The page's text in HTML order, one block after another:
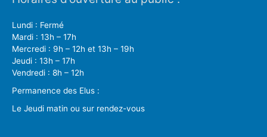
Lundi : Fermé
Mardi : 13h – 17h
Mercredi : 9h – 12h et 13h – 19h
Jeudi : 13h – 17h
Vendredi : 8h – 12h
Permanence des Elus :
Le Jeudi matin ou sur rendez-vous